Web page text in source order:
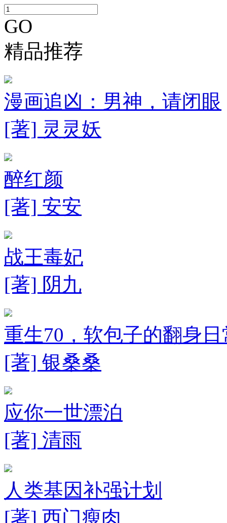
GO
精品推荐
漫画追凶：男神，请闭眼
[著] 灵灵妖
醉红颜
[著] 安安
战王毒妃
[著] 阴九
重生70，软包子的翻身日
[著] 银桑桑
应你一世漂泊
[著] 清雨
人类基因补强计划
[著] 西门瘦肉